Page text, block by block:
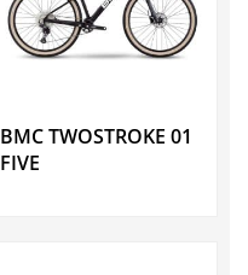
BMC TWOSTROKE 01
FIVE